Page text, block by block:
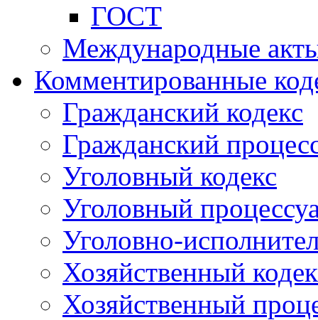
ГОСТ
Международные
Комментированные
Гражданский кодекс
Гражданский
Уголовный кодекс
Уголовный
Уголовно-
Хозяйственный
Хозяйственный